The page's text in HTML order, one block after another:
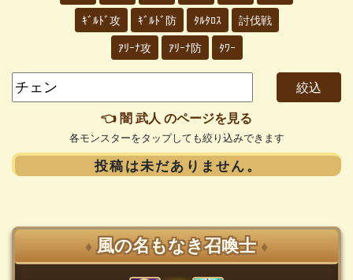
ｷﾞﾙﾄﾞ攻 ｷﾞﾙﾄﾞ防 ﾀﾙﾀﾛｽ 討伐戦
ｱﾘｰﾅ攻 ｱﾘｰﾅ防 ﾀﾜｰ
👈 闇 武人 のページを見る
各モンスターをタップしても絞り込みできます
投稿は未だありません。
♦ 風の名もなき召喚士 ♦